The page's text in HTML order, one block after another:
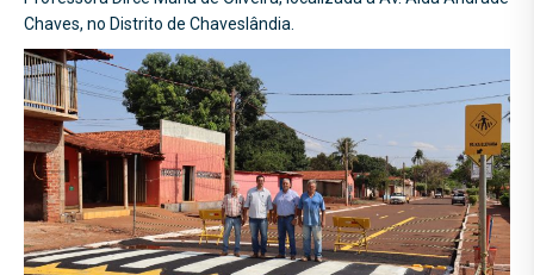
Chaves, no Distrito de Chaveslândia.